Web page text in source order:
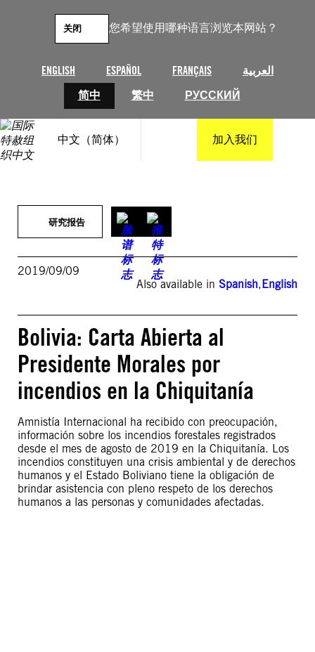
您希望使用哪种语言浏览本网站？
ENGLISH ESPAÑOL FRANÇAIS
العربية
简中
繁中 РУССКИЙ
关闭
中文（简体） 加入我们
研究报告
2019/09/09
Also available in Spanish,English
Bolivia: Carta Abierta al
Presidente Morales por
incendios en la Chiquitanía
Amnistía Internacional ha recibido con preocupación,
información sobre los incendios forestales registrados
desde el mes de agosto de 2019 en la Chiquitanía. Los
incendios constituyen una crisis ambiental y de derechos
humanos y el Estado Boliviano tiene la obligación de
brindar asistencia con pleno respeto de los derechos
humanos a las personas y comunidades afectadas.